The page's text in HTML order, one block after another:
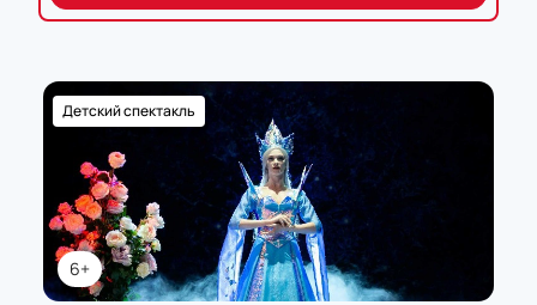
6+
Детский спектакль